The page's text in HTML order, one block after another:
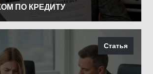
ПО КРЕДИТУ
Статья